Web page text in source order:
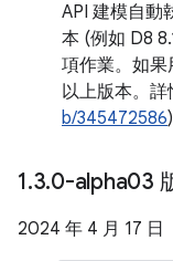
API 建模自動
本 (例如 D8
項作業。如果
以上版本。詳
b/345472586)
1.3.0-alpha03
2024 年 4 月 17 日